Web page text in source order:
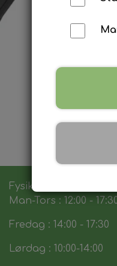
Fysik butik :
Man-Tors : 12:00 -
Fredag : 14:00 - 17:30
Lørdag : 10:00-14:00